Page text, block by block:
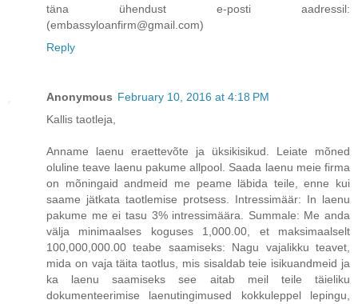
täna ühendust e-posti aadressil:
(embassyloanfirm@gmail.com)
Reply
Anonymous February 10, 2016 at 4:18 PM
Kallis taotleja,
Anname laenu eraettevõte ja üksikisikud. Leiate mõned
oluline teave laenu pakume allpool. Saada laenu meie firma
on mõningaid andmeid me peame läbida teile, enne kui
saame jätkata taotlemise protsess. Intressimäär: In laenu
pakume me ei tasu 3% intressimäära. Summale: Me anda
välja minimaalses koguses 1,000.00, et maksimaalselt
100,000,000.00 teabe saamiseks: Nagu vajalikku teavet,
mida on vaja täita taotlus, mis sisaldab teie isikuandmeid ja
ka laenu saamiseks see aitab meil teile täieliku
dokumenteerimise laenutingimused kokkuleppel lepingu,